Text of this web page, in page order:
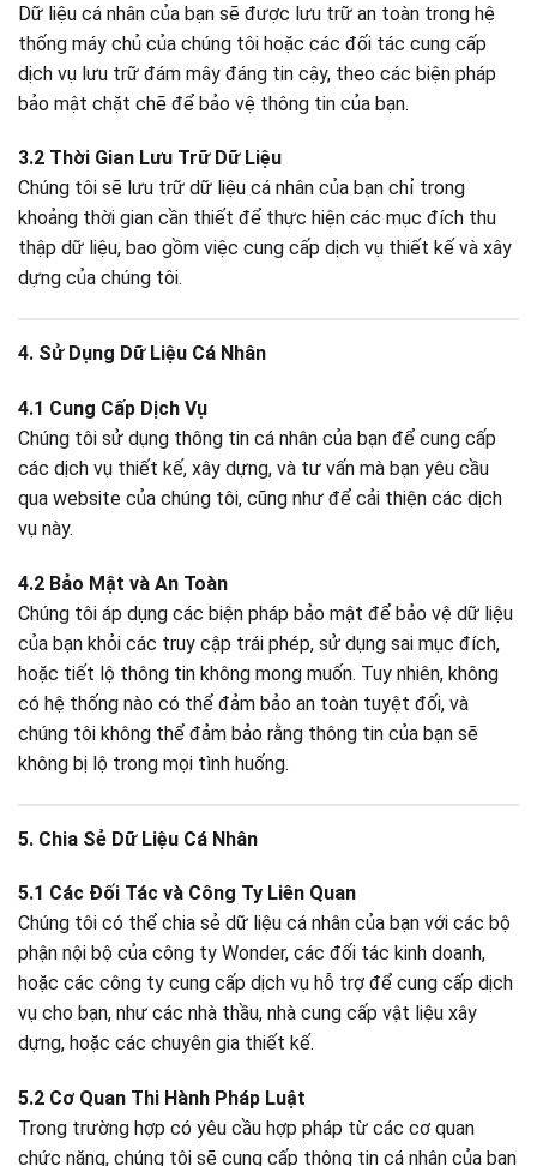
Dữ liệu cá nhân của bạn sẽ được lưu trữ an toàn trong hệ
thống máy chủ của chúng tôi hoặc các đối tác cung cấp
dịch vụ lưu trữ đám mây đáng tin cậy, theo các biện pháp
bảo mật chặt chẽ để bảo vệ thông tin của bạn.
3.2 Thời Gian Lưu Trữ Dữ Liệu
Chúng tôi sẽ lưu trữ dữ liệu cá nhân của bạn chỉ trong
khoảng thời gian cần thiết để thực hiện các mục đích thu
thập dữ liệu, bao gồm việc cung cấp dịch vụ thiết kế và xây
dựng của chúng tôi.
4. Sử Dụng Dữ Liệu Cá Nhân
4.1 Cung Cấp Dịch Vụ
Chúng tôi sử dụng thông tin cá nhân của bạn để cung cấp
các dịch vụ thiết kế, xây dựng, và tư vấn mà bạn yêu cầu
qua website của chúng tôi, cũng như để cải thiện các dịch
vụ này.
4.2 Bảo Mật và An Toàn
Chúng tôi áp dụng các biện pháp bảo mật để bảo vệ dữ liệu
của bạn khỏi các truy cập trái phép, sử dụng sai mục đích,
hoặc tiết lộ thông tin không mong muốn. Tuy nhiên, không
có hệ thống nào có thể đảm bảo an toàn tuyệt đối, và
chúng tôi không thể đảm bảo rằng thông tin của bạn sẽ
không bị lộ trong mọi tình huống.
5. Chia Sẻ Dữ Liệu Cá Nhân
5.1 Các Đối Tác và Công Ty Liên Quan
Chúng tôi có thể chia sẻ dữ liệu cá nhân của bạn với các bộ
phận nội bộ của công ty Wonder, các đối tác kinh doanh,
hoặc các công ty cung cấp dịch vụ hỗ trợ để cung cấp dịch
vụ cho bạn, như các nhà thầu, nhà cung cấp vật liệu xây
dựng, hoặc các chuyên gia thiết kế.
5.2 Cơ Quan Thi Hành Pháp Luật
Trong trường hợp có yêu cầu hợp pháp từ các cơ quan
chức năng, chúng tôi sẽ cung cấp thông tin cá nhân của bạn